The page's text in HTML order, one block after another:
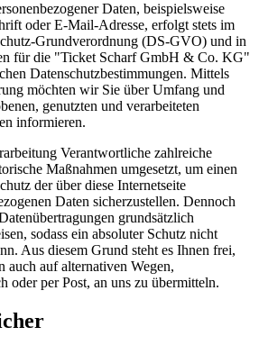
Daten, beispielsweise
oder E-Mail-Adresse, erfolgt stets im
Grundverordnung (DS-GVO) und in
für die "Ticket Scharf GmbH & Co. KG"
Datenschutzbestimmungen. Mittels
möchten wir Sie über Umfang und
genutzten und verarbeiteten
informieren.
Verantwortliche zahlreiche
Maßnahmen umgesetzt, um einen
der über diese Internetseite
Daten sicherzustellen. Dennoch
grundsätzlich
sodass ein absoluter Schutz nicht
Aus diesem Grund steht es Ihnen frei,
auch auf alternativen Wegen,
oder per Post, an uns zu übermitteln.